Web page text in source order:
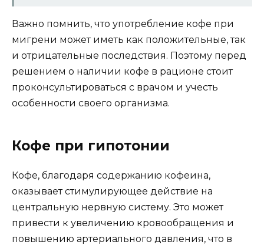
Важно помнить, что употребление кофе при
мигрени может иметь как положительные, так
и отрицательные последствия. Поэтому перед
решением о наличии кофе в рационе стоит
проконсультироваться с врачом и учесть
особенности своего организма.
Кофе при гипотонии
Кофе, благодаря содержанию кофеина,
оказывает стимулирующее действие на
центральную нервную систему. Это может
привести к увеличению кровообращения и
повышению артериального давления, что в